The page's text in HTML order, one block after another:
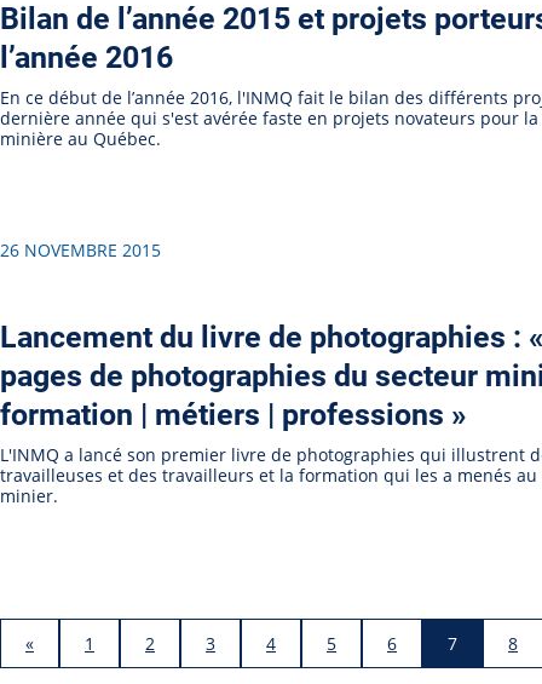
Bilan de l’année 2015 et projets
l’année 2016
En ce début de l’année 2016, l'INMQ fait le bilan des différents
dernière année qui s'est avérée faste en projets novateurs pour
minière au Québec.
26 NOVEMBRE 2015
Lancement du livre de photographies :
pages de photographies du secteur
formation | métiers | professions »
L'INMQ a lancé son premier livre de photographies qui illustrent
travailleuses et des travailleurs et la formation qui les a menés au
minier.
« 1 2 3 4 5 6 7 8